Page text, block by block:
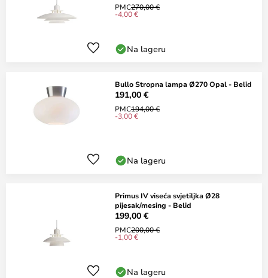
PMC270,00 €
-4,00 €
Na lageru
Bullo Stropna lampa Ø270 Opal - Belid
191,00 €
PMC194,00 €
-3,00 €
Na lageru
Primus IV viseća svjetiljka Ø28
pijesak/mesing - Belid
199,00 €
PMC200,00 €
-1,00 €
Na lageru